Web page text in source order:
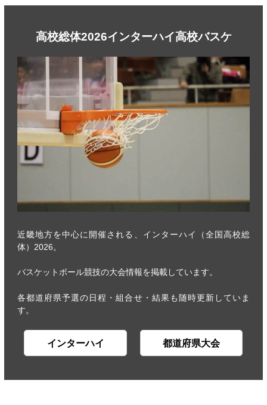
高校総体2026インターハイ高校バスケ
近畿地方を中心に開催される、インターハイ（全国高校総
体）2026。
バスケットボール競技の大会情報を掲載しています。
各都道府県予選の日程・組合せ・結果も随時更新していま
す。
インターハイ 都道府県大会